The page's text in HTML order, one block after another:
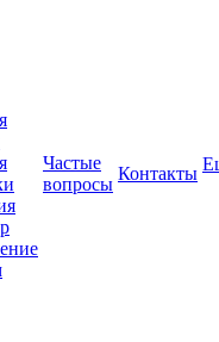
Частые
вопросы
Контакты